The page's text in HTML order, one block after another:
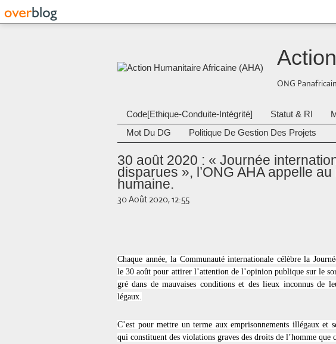
ONG
Code[Ethique-Conduite-Intégrité] Statut & RI
Mot Du DG
Politique De Gestion Des Projets
30 août 2020 : « Journée
disparues », l’ONG AHA appelle
humaine.
30 Août 2020, 12:55
Chaque année, la Communauté internationale célèbre la
le 30 août pour attirer l’attention de l’opinion publique sur le
gré dans de mauvaises conditions et des lieux inconnus de
légaux.
C’est pour mettre un terme aux emprisonnements illégaux et
qui constituent des violations graves des droits de l’homme que